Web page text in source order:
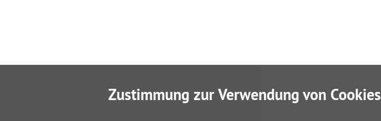
Zustimmung zur Verwendung von Cookies